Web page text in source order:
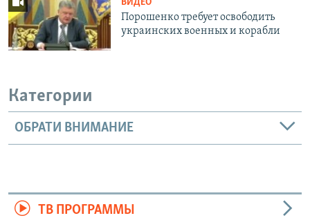
ВИДЕО
Порошенко требует освободить
украинских военных и корабли
Категории
ОБРАТИ ВНИМАНИЕ
ТВ ПРОГРАММЫ